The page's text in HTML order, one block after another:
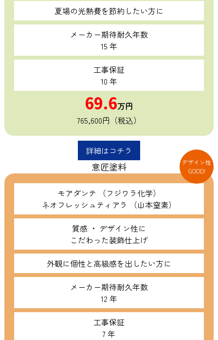
夏場の光熱費を節約したい方に
メーカー期待耐久年数
15 年
工事保証
10 年
69.6万円
765,600円（税込）
詳細はコチラ
意匠塗料
デザイン性
GOOD!
モアダンテ （フジワラ化学）
ネオフレッシュティアラ （山本窒素）
質感 ・ デザイン性に
こだわった装飾仕上げ
外観に個性と高級感を出したい方に
メーカー期待耐久年数
12 年
工事保証
7 年